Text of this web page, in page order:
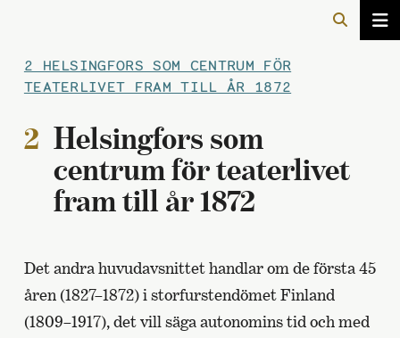
2 HELSINGFORS SOM CENTRUM FÖR
TEATERLIVET FRAM TILL ÅR 1872
2 Helsingfors som
centrum för teaterlivet
fram till år 1872
Det andra huvudavsnittet handlar om de första 45
åren (1827–1872) i storfurstendömet Finland
(1809–1917), det vill säga autonomins tid och med